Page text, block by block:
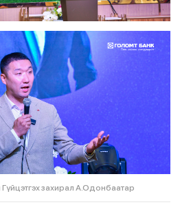
захирал А.Одонбаатар